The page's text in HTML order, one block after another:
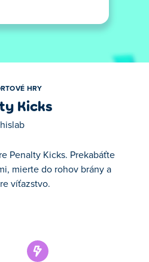
HRY
Kicks
Penalty Kicks. Prekabáťte
mierte do rohov brány a
víťazstvo.